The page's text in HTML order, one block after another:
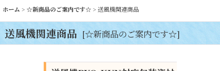
ホーム > ☆新商品のご案内です☆ > 送風機関連商品
送風機関連商品 [☆新商品のご案内です☆]